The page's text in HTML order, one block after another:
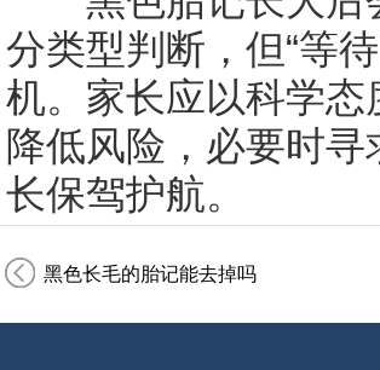
分类型判断，但“等
机。家长应以科学
降低风险，必要时
长保驾护航。
黑色长毛的胎记能去掉吗